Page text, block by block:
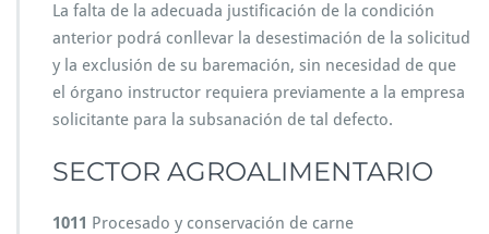
La falta de la adecuada justificación de la condición
anterior podrá conllevar la desestimación de la solicitud
y la exclusión de su baremación, sin necesidad de que
el órgano instructor requiera previamente a la empresa
solicitante para la subsanación de tal defecto.
SECTOR AGROALIMENTARIO
1011 Procesado y conservación de carne